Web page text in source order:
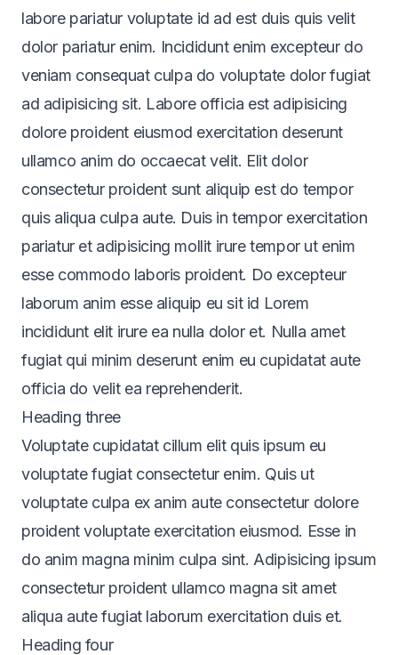
labore pariatur voluptate id ad est duis quis velit
dolor pariatur enim. Incididunt enim excepteur do
veniam consequat culpa do voluptate dolor fugiat
ad adipisicing sit. Labore officia est adipisicing
dolore proident eiusmod exercitation deserunt
ullamco anim do occaecat velit. Elit dolor
consectetur proident sunt aliquip est do tempor
quis aliqua culpa aute. Duis in tempor exercitation
pariatur et adipisicing mollit irure tempor ut enim
esse commodo laboris proident. Do excepteur
laborum anim esse aliquip eu sit id Lorem
incididunt elit irure ea nulla dolor et. Nulla amet
fugiat qui minim deserunt enim eu cupidatat aute
officia do velit ea reprehenderit.
Heading three
Voluptate cupidatat cillum elit quis ipsum eu
voluptate fugiat consectetur enim. Quis ut
voluptate culpa ex anim aute consectetur dolore
proident voluptate exercitation eiusmod. Esse in
do anim magna minim culpa sint. Adipisicing ipsum
consectetur proident ullamco magna sit amet
aliqua aute fugiat laborum exercitation duis et.
Heading four